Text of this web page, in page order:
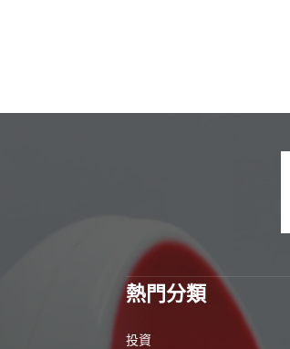
熱門分類
投資